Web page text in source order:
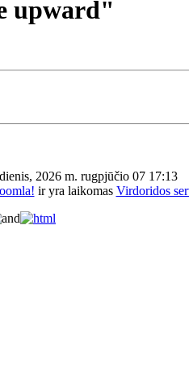
upward"
2026 m. rugpjūčio 07 17:13
ir yra laikomas Virdoridos